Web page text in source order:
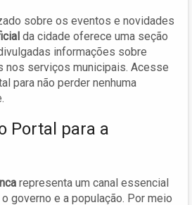
sobre os eventos e novidades
da cidade oferece uma seção
informações sobre
nos serviços municipais. Acesse
para não perder nenhuma
Portal para a
representa um canal essencial
governo e a população. Por meio